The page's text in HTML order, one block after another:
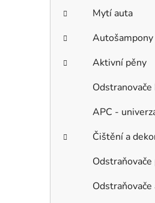
Mytí auta
Autošampony
Aktivní pěny
Odstranovače
APC -
Čištění a